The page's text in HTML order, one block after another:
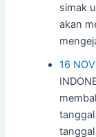
simak
akan
16